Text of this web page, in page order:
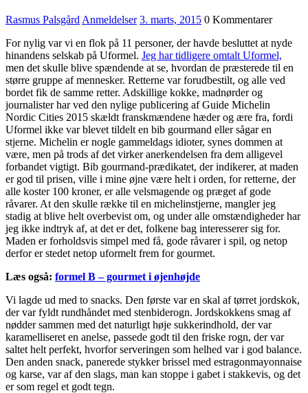
Rasmus Palsgård Anmeldelser 3. marts, 2015 0 Kommentarer
For nylig var vi en flok på 11 personer, der havde besluttet at nyde
hinandens selskab på Uformel. Jeg har tidligere omtalt Uformel,
men det skulle blive spændende at se, hvordan de præsterede til en
større gruppe af mennesker. Retterne var forudbestilt, og alle ved
bordet fik de samme retter. Adskillige kokke, madnørder og
journalister har ved den nylige publicering af Guide Michelin
Nordic Cities 2015 skældt franskmændene hæder og ære fra, fordi
Uformel ikke var blevet tildelt en bib gourmand eller sågar en
stjerne. Michelin er nogle gammeldags idioter, synes dommen at
være, men på trods af det virker anerkendelsen fra dem alligevel
forbandet vigtigt. Bib gourmand-prædikatet, der indikerer, at maden
er god til prisen, ville i mine øjne være helt i orden, for retterne, der
alle koster 100 kroner, er alle velsmagende og præget af gode
råvarer. At den skulle række til en michelinstjerne, mangler jeg
stadig at blive helt overbevist om, og under alle omstændigheder har
jeg ikke indtryk af, at det er det, folkene bag interesserer sig for.
Maden er forholdsvis simpel med få, gode råvarer i spil, og netop
derfor er stedet netop uformelt frem for gourmet.
Læs også: formel B – gourmet i øjenhøjde
Vi lagde ud med to snacks. Den første var en skal af tørret jordskok,
der var fyldt rundhåndet med stenbiderogn. Jordskokkens smag af
nødder sammen med det naturligt høje sukkerindhold, der var
karamelliseret en anelse, passede godt til den friske rogn, der var
saltet helt perfekt, hvorfor serveringen som helhed var i god balance.
Den anden snack, panerede stykker brissel med estragonmayonnaise
og karse, var af den slags, man kan stoppe i gabet i stakkevis, og det
er som regel et godt tegn.